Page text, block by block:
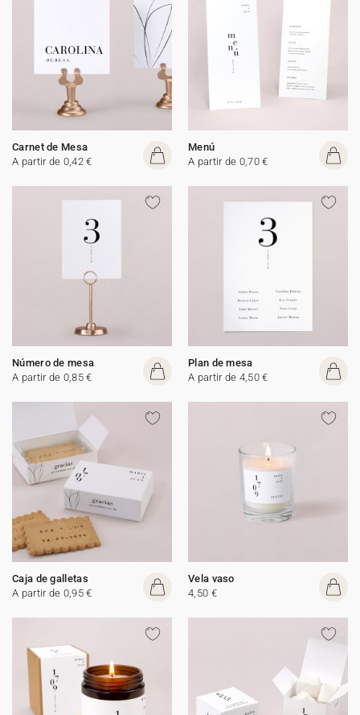
Carnet de Mesa
A partir de 0,42 €
Menú
A partir de 0,70 €
Número de mesa
A partir de 0,85 €
Plan de mesa
A partir de 4,50 €
Caja de galletas
A partir de 0,95 €
Vela vaso
4,50 €